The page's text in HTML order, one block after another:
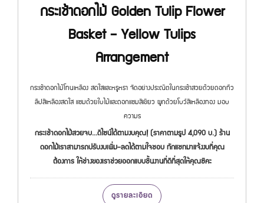
กระเช้าดอกไม้ Golden Tulip Flower
Basket – Yellow Tulips
Arrangement
กระเช้าดอกไม้โทนเหลือง สดใสและหรูหรา จัดอย่างประณีตในกระเช้าสวยด้วยดอกทิว
ลิปสีเหลืองสดใส แซมด้วยใบไม้และดอกแซมสีเขียว ผูกด้วยโบว์สีเหลืองทอง มอบ
ความร
กระเช้าดอกไม้สวยจบ...ดีไซน์ได้ตามงบคุณ! (ราคาตามรูป 4,090 บ.) ร้าน
ดอกไม้เราสามารถปรับงบเพิ่ม-ลดได้ตามใจชอบ ทักแชทมาแจ้งงบที่คุณ
ต้องการ ให้ช่างของเราช่วยออกแบบชิ้นงานที่ดีที่สุดให้คุณซิคะ
ดูรายละเอียด